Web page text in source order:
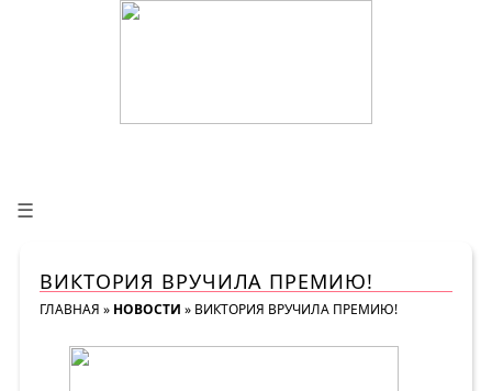
☰
ВИКТОРИЯ ВРУЧИЛА ПРЕМИЮ!
ГЛАВНАЯ » НОВОСТИ » ВИКТОРИЯ ВРУЧИЛА ПРЕМИЮ!